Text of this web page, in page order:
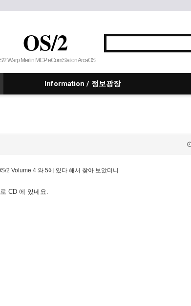
OS/2
2 Warp Merlin MCP eComStation ArcaOS
Information / 정보광장
2 Volume 4 와 5에 있다 해서 찾아 보았더니
CD 에 있네요.